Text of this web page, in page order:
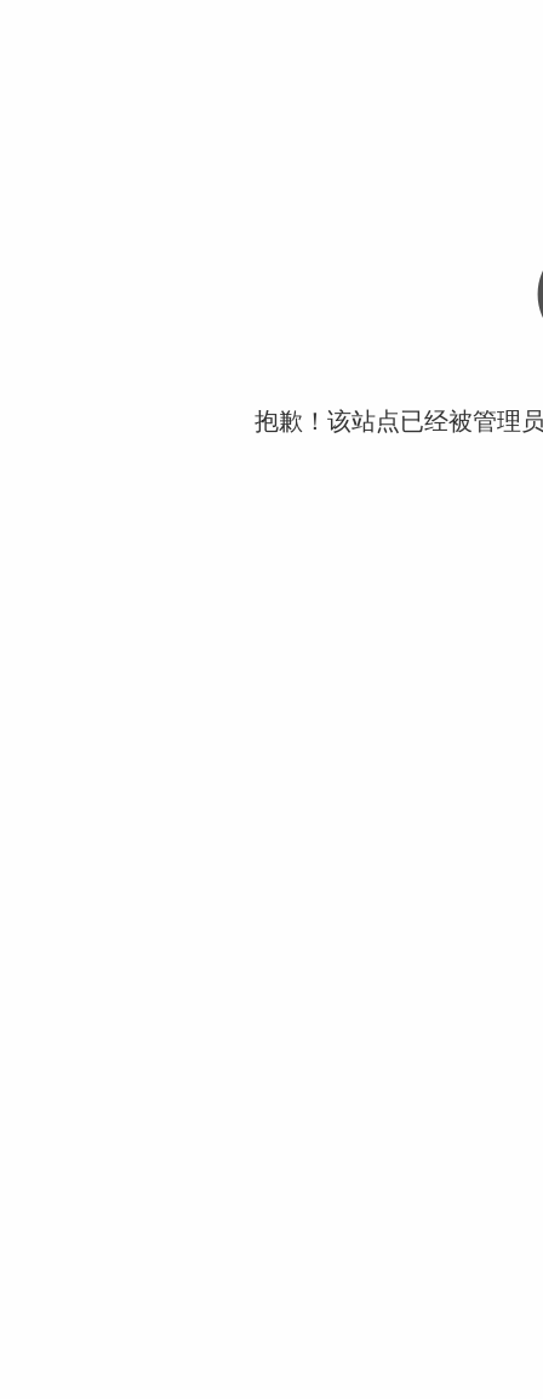
抱歉！该站点已经被管理